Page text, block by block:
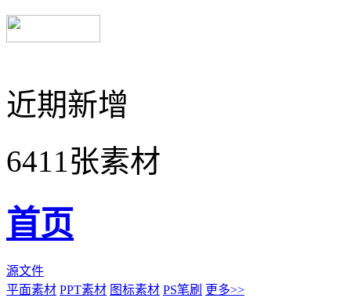
近期新增
6411张素材
首页
源文件
平面素材 PPT素材 图标素材 PS笔刷 更多>>